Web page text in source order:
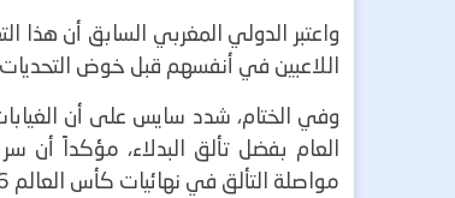
واعتبر الدولي المغربي السابق أن هذا
اللاعبين في أنفسهم قبل خوض
وفي الختام، شدد سايس على أن
العام بفضل تألق البدلاء، مؤكداً أن
مواصلة التألق في نهائيات كأس العالم 2026.